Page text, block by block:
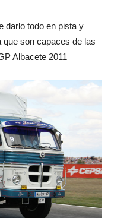
darlo todo en pista y
son capaces de las
Albacete 2011